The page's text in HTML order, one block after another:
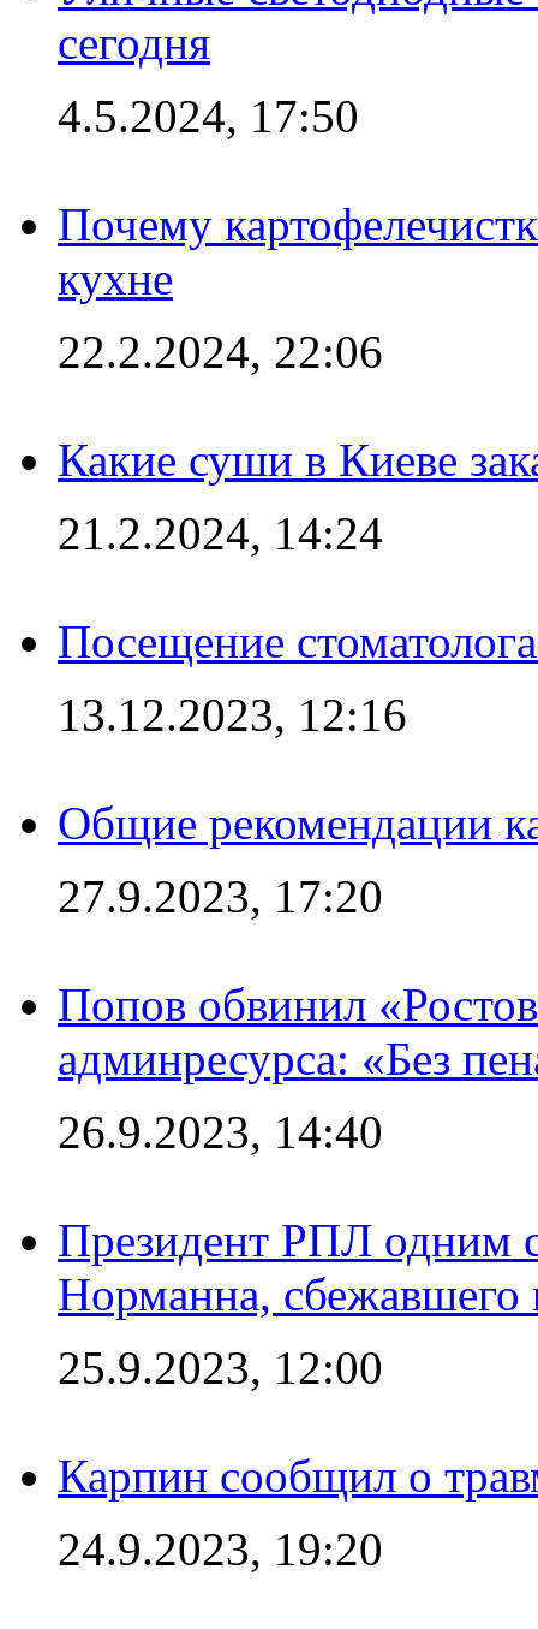
сегодня
4.5.2024, 17:50
Почему
кухне
22.2.2024, 22:06
Какие суши в Киеве
21.2.2024, 14:24
Посещение
13.12.2023, 12:16
Общие рекомендации
27.9.2023, 17:20
Попов обвинил
админресурса: «Без
26.9.2023, 14:40
Президент РПЛ одним
Норманна, сбежавшего
25.9.2023, 12:00
Карпин сообщил о
24.9.2023, 19:20